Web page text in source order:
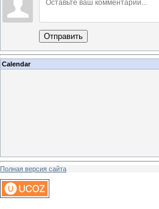
Отправить
Calendar
Полная версия сайта